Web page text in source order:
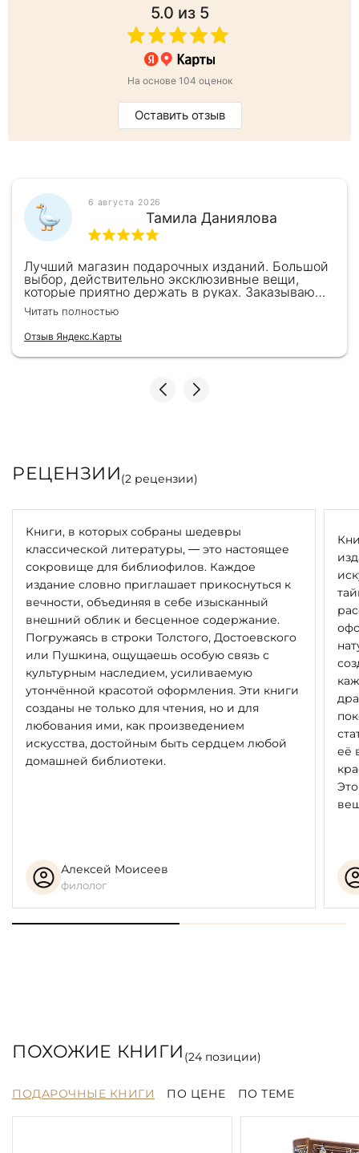
5.0 из 5
На основе 104 оценок
Оставить отзыв
6 августа 2026
Тамила Даниялова
Лучший магазин подарочных изданий. Большой
выбор, действительно эксклюзивные вещи,
которые приятно держать в руках. Заказываю
здесь уже второй раз для бизнес-партнеров,
всегда всё безупречно — от общения с
консультантами до качества самих книг.
Однозначно рекомендую
Читать полностью
Отзыв Яндекс.Карты
РЕЦЕНЗИИ(2 рецензии)
Книги, в которых собраны шедевры
классической литературы, — это настоящее
сокровище для библиофилов. Каждое
издание словно приглашает прикоснуться к
вечности, объединяя в себе изысканный
внешний облик и бесценное содержание.
Погружаясь в строки Толстого, Достоевского
или Пушкина, ощущаешь особую связь с
культурным наследием, усиливаемую
утончённой красотой оформления. Эти книги
созданы не только для чтения, но и для
любования ими, как произведением
искусства, достойным быть сердцем любой
домашней библиотеки.
Алексей Моисеев
филолог
её
ПОХОЖИЕ КНИГИ (24позиции)
ПОДАРОЧНЫЕ КНИГИ ПО ЦЕНЕ ПО ТЕМЕ